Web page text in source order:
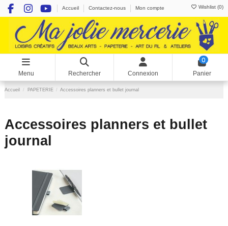
Accueil Contactez-nous Mon compte Wishlist (0)
Menu Rechercher Connexion
0
Panier
Accueil PAPETERIE Accessoires planners et bullet journal
Accessoires planners et bullet
journal